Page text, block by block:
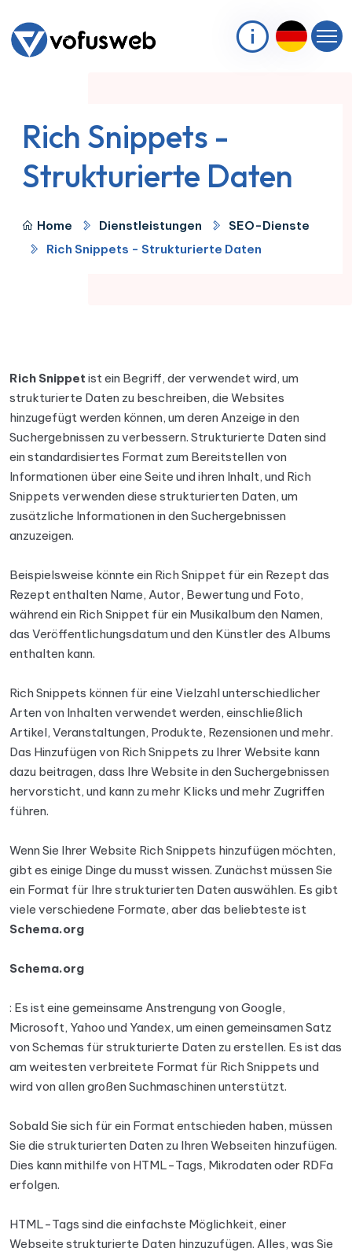
Rich Snippets -
Strukturierte Daten
Home Dienstleistungen
SEO-Dienste
Rich Snippets - Strukturierte Daten
Rich Snippet ist ein Begriff, der verwendet wird, um
strukturierte Daten zu beschreiben, die Websites
hinzugefügt werden können, um deren Anzeige in den
Suchergebnissen zu verbessern. Strukturierte Daten sind
ein standardisiertes Format zum Bereitstellen von
Informationen über eine Seite und ihren Inhalt, und Rich
Snippets verwenden diese strukturierten Daten, um
zusätzliche Informationen in den Suchergebnissen
anzuzeigen.
Beispielsweise könnte ein Rich Snippet für ein Rezept das
Rezept enthalten Name, Autor, Bewertung und Foto,
während ein Rich Snippet für ein Musikalbum den Namen,
das Veröffentlichungsdatum und den Künstler des Albums
enthalten kann.
Rich Snippets können für eine Vielzahl unterschiedlicher
Arten von Inhalten verwendet werden, einschließlich
Artikel, Veranstaltungen, Produkte, Rezensionen und mehr.
Das Hinzufügen von Rich Snippets zu Ihrer Website kann
dazu beitragen, dass Ihre Website in den Suchergebnissen
hervorsticht, und kann zu mehr Klicks und mehr Zugriffen
führen.
Wenn Sie Ihrer Website Rich Snippets hinzufügen möchten,
gibt es einige Dinge du musst wissen. Zunächst müssen Sie
ein Format für Ihre strukturierten Daten auswählen. Es gibt
viele verschiedene Formate, aber das beliebteste ist
Schema.org
Schema.org
: Es ist eine gemeinsame Anstrengung von Google,
Microsoft, Yahoo und Yandex, um einen gemeinsamen Satz
von Schemas für strukturierte Daten zu erstellen. Es ist das
am weitesten verbreitete Format für Rich Snippets und
wird von allen großen Suchmaschinen unterstützt.
Sobald Sie sich für ein Format entschieden haben, müssen
Sie die strukturierten Daten zu Ihren Webseiten hinzufügen.
Dies kann mithilfe von HTML-Tags, Mikrodaten oder RDFa
erfolgen.
HTML-Tags sind die einfachste Möglichkeit, einer
Webseite strukturierte Daten hinzuzufügen. Alles, was Sie